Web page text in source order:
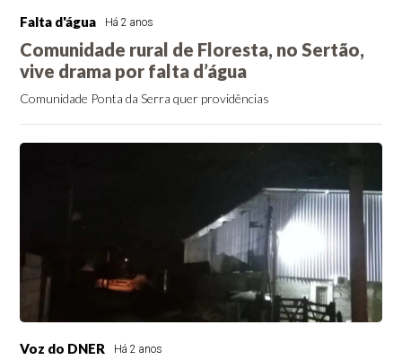
Falta d'água Há 2 anos
Comunidade rural de Floresta, no Sertão,
vive drama por falta d’água
Comunidade Ponta da Serra quer providências
Voz do DNER Há 2 anos